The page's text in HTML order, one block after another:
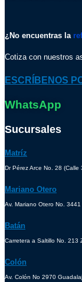
¿No encuentras la
Cotiza con nuestros
ESCRÍBENOS
WhatsApp
Sucursales
Matríz
Dr Pérez Arce No. 28
Mariano Otero
Av. Mariano Otero No.
Batán
Carretera a Saltillo No. 213
Colón
Av. Colón No 2970